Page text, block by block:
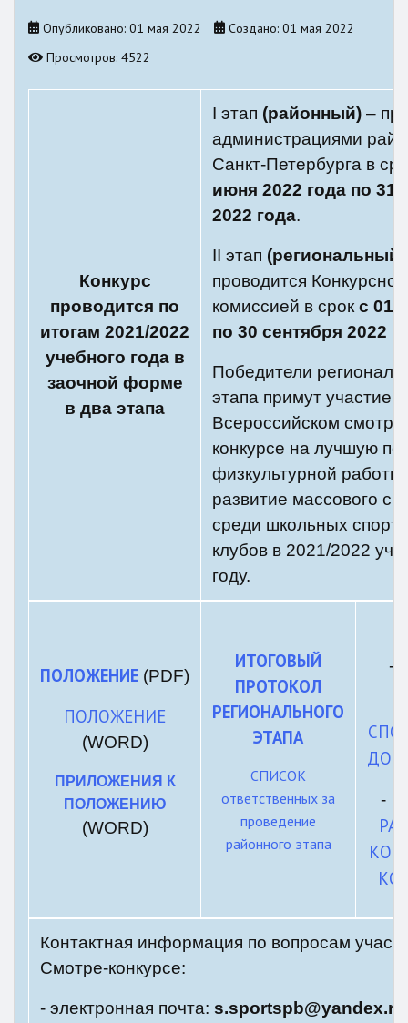
Опубликовано: 01 мая 2022
Создано: 01 мая 2022
Просмотров: 4522
Конкурс
проводится по
итогам 2021/2022
учебного года в
заочной форме
в два этапа
I этап (районный) –
администрациями
Санкт-Петербурга в
июня 2022 года по 31
2022 года.
II этап (региональный)
проводится Конкурсной
комиссией в срокс 01
по 30 сентября 2022
Победители
этапа примут участие
Всероссийском смотре-
конкурсе на лучшую
физкультурной работы
развитие массового
среди школьных
клубов в 2021/2022
году.
ПОЛОЖЕНИЕ (PDF)
ПОЛОЖЕНИЕ
(WORD)
ПРИЛОЖЕНИЯ К
ПОЛОЖЕНИЮ
(WORD)
ИТОГОВЫЙ
ПРОТОКОЛ
РЕГИОНАЛЬНОГО
ЭТАПА
СПИСОК
ответственных за
проведение
районного этапа
-
-
Контактная информация по вопросам
Смотре-конкурсе:
- электронная почта: s.sportspb@yandex.